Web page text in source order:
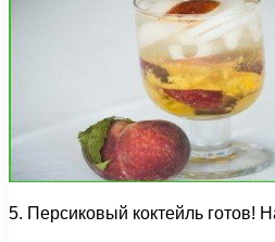
5. Персиковый коктейль готов!